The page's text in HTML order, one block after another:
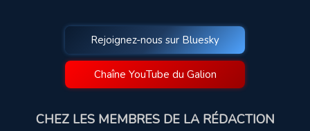
Rejoignez-nous sur Bluesky
Chaîne YouTube du Galion
CHEZ LES MEMBRES DE LA RÉDACTION